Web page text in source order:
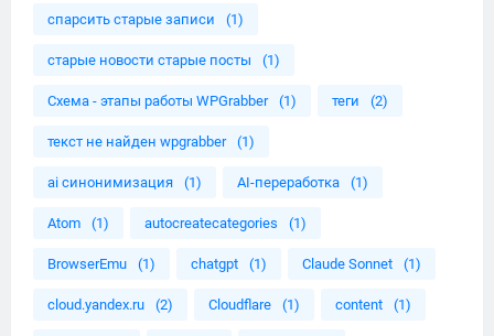
спарсить старые записи (1)
старые новости старые посты (1)
Схема - этапы работы WPGrabber (1) теги (2)
текст не найден wpgrabber (1)
ai синонимизация (1) AI-переработка (1)
Atom (1) autocreatecategories (1)
BrowserEmu (1) chatgpt (1) Claude Sonnet (1)
cloud.yandex.ru (2) Cloudflare (1) content (1)